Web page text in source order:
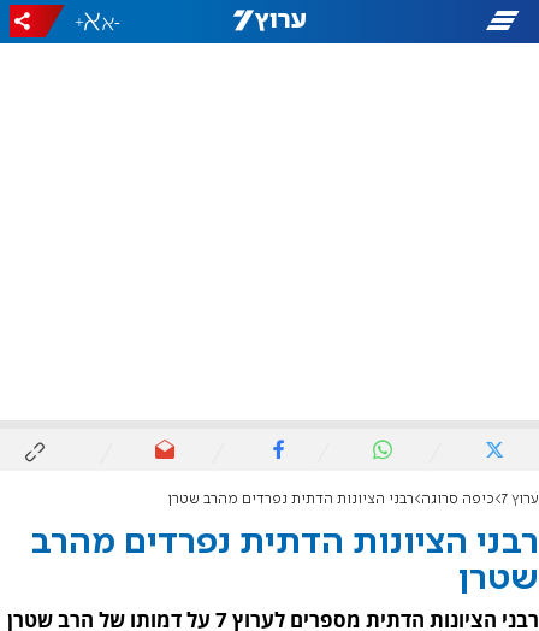
-
+
ערוץ 7 כיפה סרוגה רבני הציונות הדתית נפרדים מהרב שטרן
רבני הציונות הדתית נפרדים מהרב
שטרן
רבני הציונות הדתית מספרים לערוץ 7 על דמותו של הרב שטרן